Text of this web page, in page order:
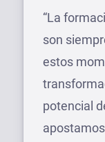
“La
son
estos
potencial